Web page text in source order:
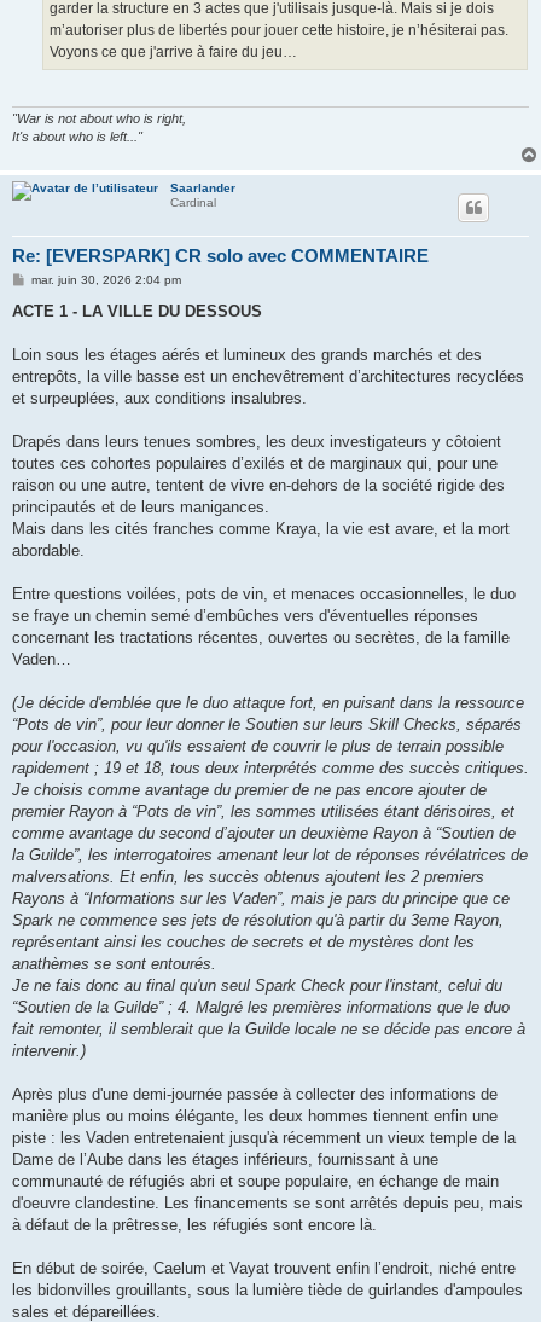
garder la structure en 3 actes que j'utilisais jusque-là. Mais si je dois
m’autoriser plus de libertés pour jouer cette histoire, je n’hésiterai pas.
Voyons ce que j'arrive à faire du jeu…
"War is not about who is right,
It's about who is left..."
Saarlander
Cardinal
Re: [EVERSPARK] CR solo avec COMMENTAIRE
M
s
g
mar. juin 30, 2026 2:04 pm
ACTE 1 - LA VILLE DU DESSOUS
Loin sous les étages aérés et lumineux des grands marchés et des
entrepôts, la ville basse est un enchevêtrement d’architectures recyclées
et surpeuplées, aux conditions insalubres.
Drapés dans leurs tenues sombres, les deux investigateurs y côtoient
toutes ces cohortes populaires d’exilés et de marginaux qui, pour une
raison ou une autre, tentent de vivre en-dehors de la société rigide des
principautés et de leurs manigances.
Mais dans les cités franches comme Kraya, la vie est avare, et la mort
abordable.
Entre questions voilées, pots de vin, et menaces occasionnelles, le duo
se fraye un chemin semé d’embûches vers d'éventuelles réponses
concernant les tractations récentes, ouvertes ou secrètes, de la famille
Vaden…
(Je décide d'emblée que le duo attaque fort, en puisant dans la ressource
“Pots de vin”, pour leur donner le Soutien sur leurs Skill Checks, séparés
pour l'occasion, vu qu'ils essaient de couvrir le plus de terrain possible
rapidement ; 19 et 18, tous deux interprétés comme des succès critiques.
Je choisis comme avantage du premier de ne pas encore ajouter de
premier Rayon à “Pots de vin”, les sommes utilisées étant dérisoires, et
comme avantage du second d’ajouter un deuxième Rayon à “Soutien de
la Guilde”, les interrogatoires amenant leur lot de réponses révélatrices de
malversations. Et enfin, les succès obtenus ajoutent les 2 premiers
Rayons à “Informations sur les Vaden”, mais je pars du principe que ce
Spark ne commence ses jets de résolution qu'à partir du 3eme Rayon,
représentant ainsi les couches de secrets et de mystères dont les
anathèmes se sont entourés.
Je ne fais donc au final qu'un seul Spark Check pour l'instant, celui du
“Soutien de la Guilde” ; 4. Malgré les premières informations que le duo
fait remonter, il semblerait que la Guilde locale ne se décide pas encore à
intervenir.)
Après plus d'une demi-journée passée à collecter des informations de
manière plus ou moins élégante, les deux hommes tiennent enfin une
piste : les Vaden entretenaient jusqu'à récemment un vieux temple de la
Dame de l’Aube dans les étages inférieurs, fournissant à une
communauté de réfugiés abri et soupe populaire, en échange de main
d'oeuvre clandestine. Les financements se sont arrêtés depuis peu, mais
à défaut de la prêtresse, les réfugiés sont encore là.
En début de soirée, Caelum et Vayat trouvent enfin l’endroit, niché entre
les bidonvilles grouillants, sous la lumière tiède de guirlandes d'ampoules
sales et dépareillées.